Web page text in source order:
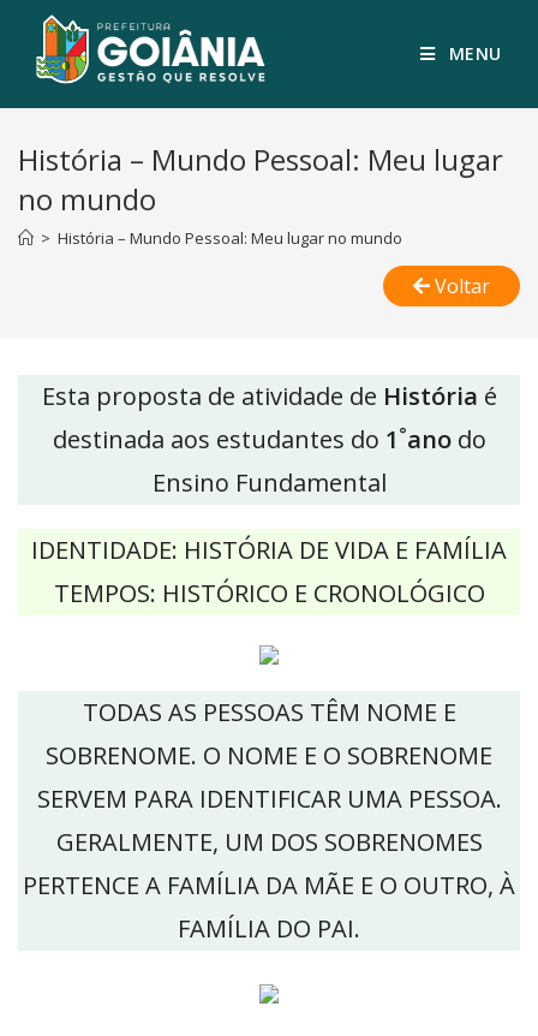
MENU
História – Mundo Pessoal: Meu lugar
no mundo
> História – Mundo Pessoal: Meu lugar no mundo
Voltar
Esta proposta de atividade de História é
destinada aos estudantes do 1 °ano do
Ensino Fundamental
IDENTIDADE: HISTÓRIA DE VIDA E FAMÍLIA
TEMPOS: HISTÓRICO E CRONOLÓGICO
TODAS AS PESSOAS TÊM NOME E
SOBRENOME. O NOME E O SOBRENOME
SERVEM PARA IDENTIFICAR UMA PESSOA.
GERALMENTE, UM DOS SOBRENOMES
PERTENCE A FAMÍLIA DA MÃE E O OUTRO, À
FAMÍLIA DO PAI.